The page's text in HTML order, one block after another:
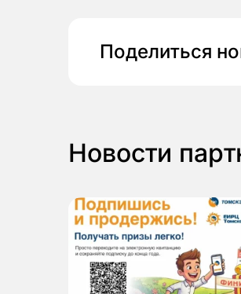
Поделиться
Новости